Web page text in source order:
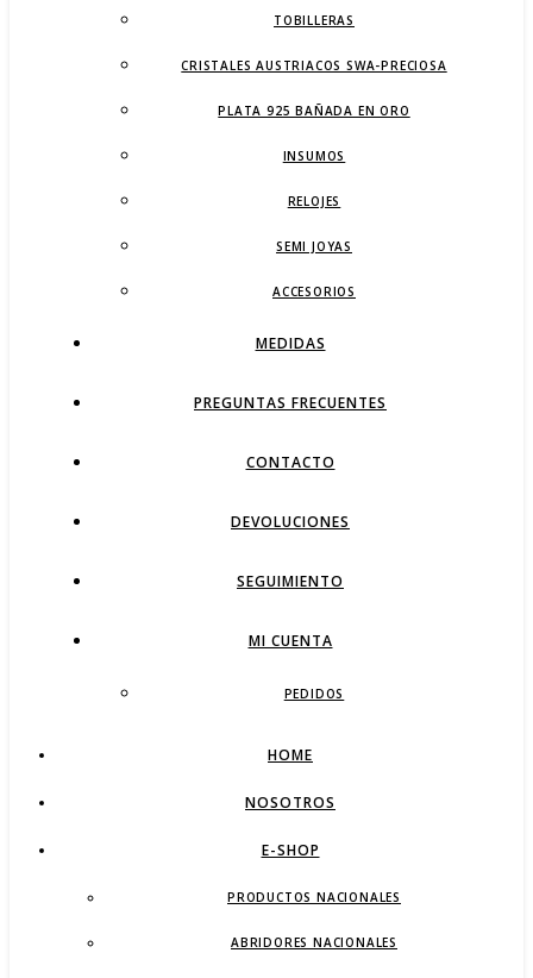
TOBILLERAS
CRISTALES AUSTRIACOS SWA-PRECIOSA
PLATA 925 BAÑADA EN ORO
INSUMOS
RELOJES
SEMI JOYAS
ACCESORIOS
MEDIDAS
PREGUNTAS FRECUENTES
CONTACTO
DEVOLUCIONES
SEGUIMIENTO
MI CUENTA
PEDIDOS
HOME
NOSOTROS
E-SHOP
PRODUCTOS NACIONALES
ABRIDORES NACIONALES